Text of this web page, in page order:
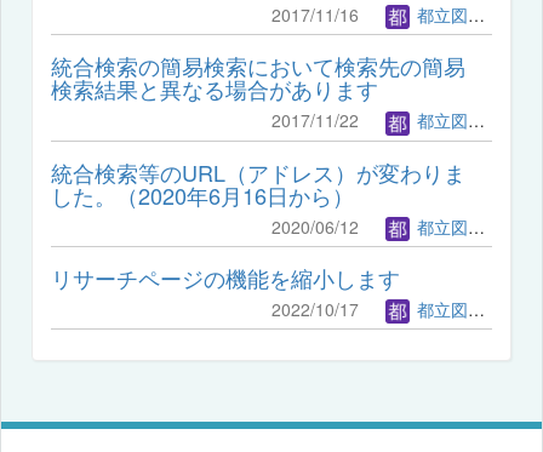
2017/11/16 都立図書館管理者
統合検索の簡易検索において検索先の簡易
検索結果と異なる場合があります
2017/11/22 都立図書館管理者
統合検索等のURL（アドレス）が変わりま
した。（2020年6月16日から）
2020/06/12 都立図書館管理者
リサーチページの機能を縮小します
2022/10/17 都立図書館管理者